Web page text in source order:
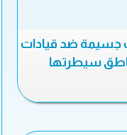
جسيمة ضد قيادات
سيطرتها